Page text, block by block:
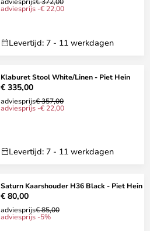
adviesprijs -€ 22,00
Levertijd: 7 - 11 werkdagen
Klaburet Stool White/Linen - Piet Hein
€ 335,00
adviesprijs€ 357,00
adviesprijs -€ 22,00
Levertijd: 7 - 11 werkdagen
Saturn Kaarshouder H36 Black - Piet Hein
€ 80,00
adviesprijs€ 85,00
adviesprijs -5%